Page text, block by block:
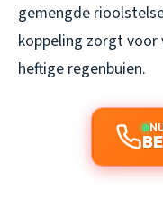
gemengde
koppeling zorgt voor
heftige regenbuien.